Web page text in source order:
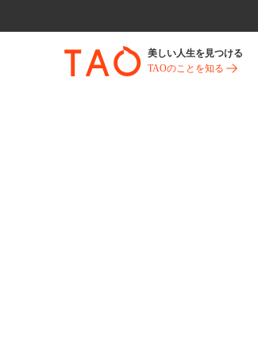
美しい人生を見つける
TAOのことを知る